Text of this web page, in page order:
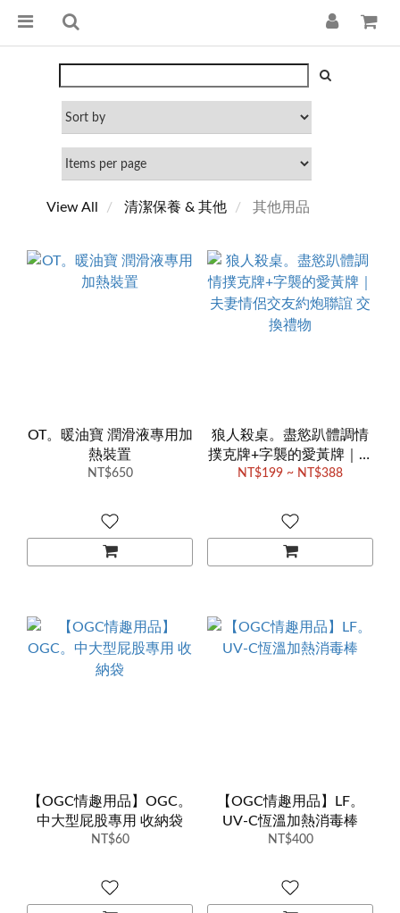
View All 清潔保養 & 其他 其他用品
OT。暖油寶 潤滑液專用加
熱裝置
NT$650
狼人殺桌。盡慾趴體調情
撲克牌+字襲的愛黃牌｜夫
妻情侶交友約炮聯誼 交換
NT$199 ~ NT$388
【OGC情趣用品】OGC。
中大型屁股專用 收納袋
NT$60
【OGC情趣用品】LF。
UV-C恆溫加熱消毒棒
NT$400